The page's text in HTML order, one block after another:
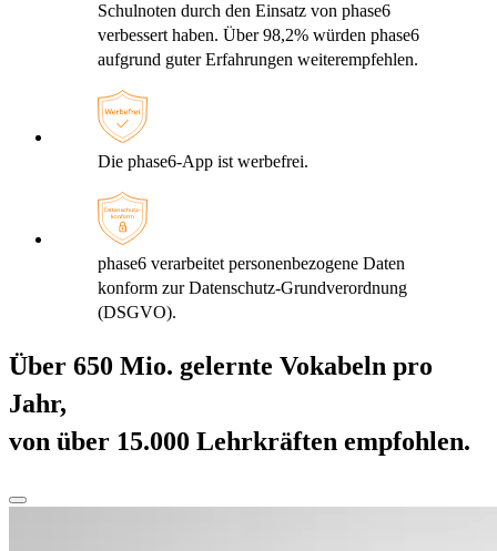
Schulnoten durch den Einsatz von phase6
verbessert haben. Über 98,2% würden phase6
aufgrund guter Erfahrungen weiterempfehlen.
Die phase6-App ist werbefrei.
phase6 verarbeitet personenbezogene Daten
konform zur Datenschutz-Grundverordnung
(DSGVO).
Über 650 Mio. gelernte Vokabeln pro
Jahr,
von über 15.000 Lehrkräften empfohlen.